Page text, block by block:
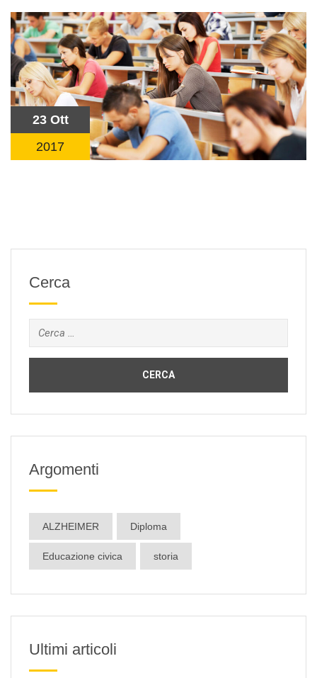
23 Ott
2017
Cerca
Ricerca
per:
Argomenti
ALZHEIMER Diploma
Educazione civica storia
Ultimi articoli